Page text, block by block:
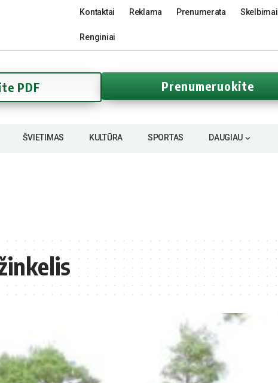
Kontaktai Reklama Prenumerata Skelbimai
Renginiai
PDF Prenumeruokite
ŠVIETIMAS KULTŪRA SPORTAS DAUGIAU